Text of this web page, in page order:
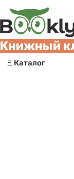
Ξ Каталог
Книжный